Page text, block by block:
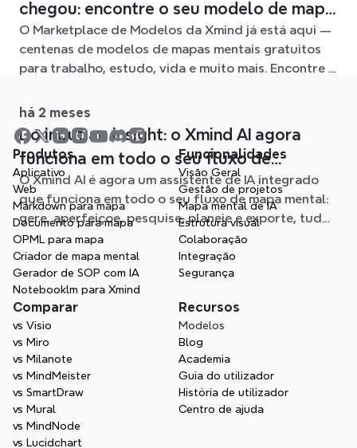
chegou: encontre o seu modelo de mapa
mental para qualquer situação
O Marketplace de Modelos da Xmind já está aqui —
centenas de modelos de mapas mentais gratuitos
para trabalho, estudo, vida e muito mais. Encontre o
há 2 meses
Do input ao insight: o Xmind AI agora
funciona em todo o seu fluxo de
trabalho de mapas mentais
O Xmind AI é agora um assistente de IA integrado
que funciona em todo o seu fluxo de mapa mental:
gere, aperfeiçoe, pesquise, planeie e exporte, tudo
sem sair do seu Mapa.
Produtos
Aplicativo
Web
Markdown para mapa
Documento para mapa
OPML para mapa
Criador de mapa mental
Gerador de SOP com IA
Notebooklm para Xmind
Funcionalidades
Visão Geral
Gestão de projetos
Mapa mental de IA
Estrutura visual
Colaboração
Integração
Segurança
Comparar
vs Visio
vs Miro
vs Milanote
vs MindMeister
vs SmartDraw
vs Mural
vs MindNode
vs Lucidchart
Recursos
Modelos
Blog
Academia
Guia do utilizador
História de utilizador
Centro de ajuda